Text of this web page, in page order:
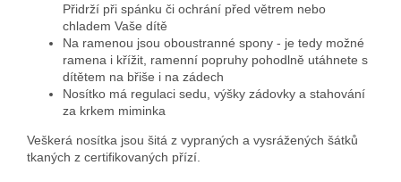
Přidrží při spánku či ochrání před větrem nebo
chladem Vaše dítě
Na ramenou jsou oboustranné spony - je tedy možné
ramena i křížit, ramenní popruhy pohodlně utáhnete s
dítětem na břiše i na zádech
Nosítko má regulaci sedu, výšky zádovky a stahování
za krkem miminka
Veškerá nosítka jsou šitá z vypraných a vysrážených šátků
tkaných z certifikovaných přízí.